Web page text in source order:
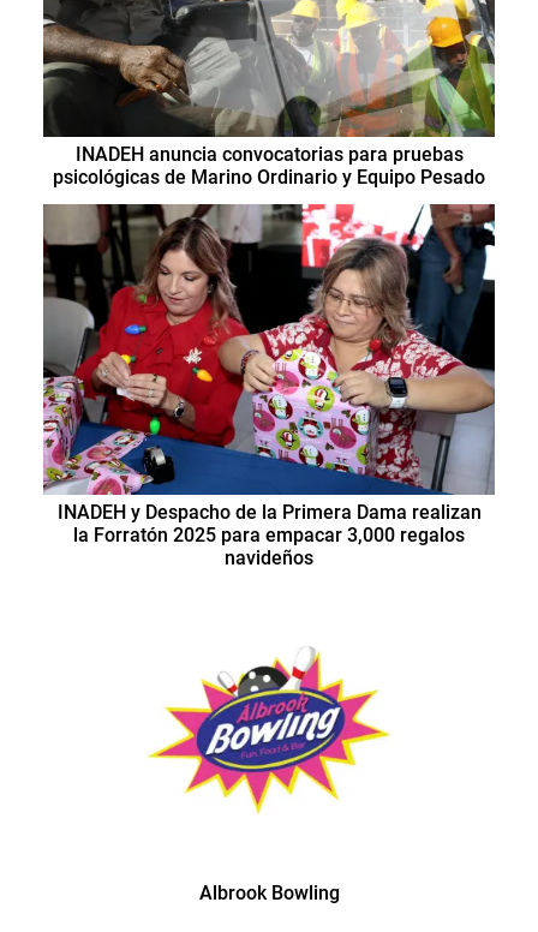
INADEH anuncia convocatorias para pruebas
psicológicas de Marino Ordinario y Equipo Pesado
INADEH y Despacho de la Primera Dama realizan
la Forratón 2025 para empacar 3,000 regalos
navideños
Albrook Bowling